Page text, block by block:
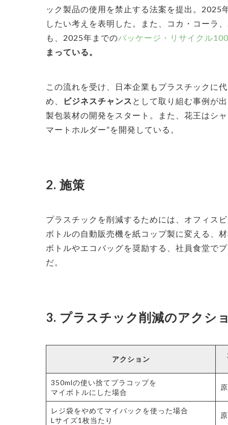
ック製品の使用を禁止する法案を提出。2025
したい考えを表明した。また、コカ・コーラ
も、2025年までのパッケージ・リサイクル
まっている。
この流れを受け、日本企業もプラスチックに
め、
ビジネスチャンス として取り組む事例が
製包装材の開発をスタート。また、花王はシ
マートホルダー”を開発している。
2. 施策
プラスチックを削減するためには、オフィス
ボトルの自動販売機を紙コップ製に変える、
ボトルやエコバッグを奨励する、社員食堂で
だ。
3. プラスチック削減のアクシ
アクション
350mlの使い捨てプラコップを
マイボトルにした場合
レジ袋をやめてマイバックを使った場合
Lサイズ1枚当たり